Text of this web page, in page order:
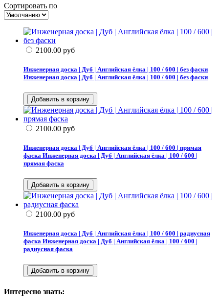
Сортировать по
2100.00 руб
Инженерная доска | Дуб | Английская ёлка | 100 / 600 | без фаски
Инженерная доска | Дуб | Английская ёлка | 100 / 600 | без фаски
2100.00 руб
Инженерная доска | Дуб | Английская ёлка | 100 / 600 | прямая
фаска Инженерная доска | Дуб | Английская ёлка | 100 / 600 |
прямая фаска
2100.00 руб
Инженерная доска | Дуб | Английская ёлка | 100 / 600 | радиусная
фаска Инженерная доска | Дуб | Английская ёлка | 100 / 600 |
радиусная фаска
Интересно знать: